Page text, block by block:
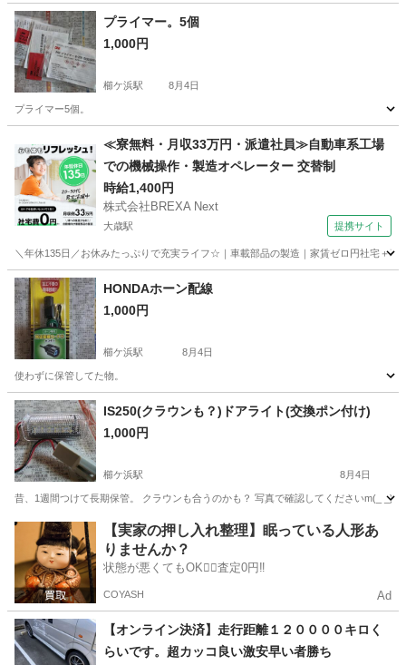
プライマー。5個
1,000円
櫛ケ浜駅 8月4日
プライマー5個。
櫛ケ浜駅 メンテナンス用品
≪寮無料・月収33万円・派遣社員≫自動車系工場
での機械操作・製造オペレーター 交替制
時給1,400円
株式会社BREXA Next
大歳駅 提携サイト
＼年休135日／お休みたっぷりで充実ライフ☆｜車載部品の製造｜家賃ゼロ円社宅＋
山口 山口市 その他
HONDAホーン配線
1,000円
櫛ケ浜駅 8月4日
使わずに保管してた物。
山口 下松市 櫛ケ浜駅 パーツ
IS250(クラウンも？)ドアライト(交換ポン付け)
1,000円
櫛ケ浜駅 8月4日
昔、1週間つけて長期保管。 クラウンも合うのかも？ 写真で確認してくださいm(_ _)m
山口 下松市 櫛ケ浜駅 内装、インテリア
【実家の押し入れ整理】眠っている人形あ
りませんか？
状態が悪くてもOK🙆‍♀️査定0円‼️
COYASH Ad
【オンライン決済】走行距離１２００００キロく
らいです。超カッコ良い激安早い者勝ち